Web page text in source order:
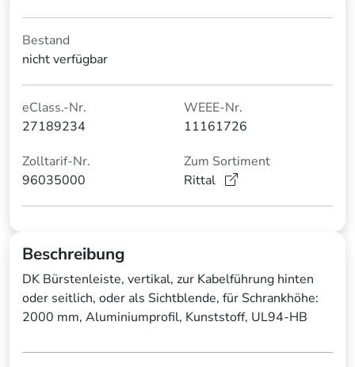
Bestand
nicht verfügbar
eClass.-Nr.
27189234
WEEE-Nr.
11161726
Zolltarif-Nr.
96035000
Zum Sortiment
Rittal
Beschreibung
DK Bürstenleiste, vertikal, zur Kabelführung hinten
oder seitlich, oder als Sichtblende, für Schrankhöhe:
2000 mm, Aluminiumprofil, Kunststoff, UL94-HB